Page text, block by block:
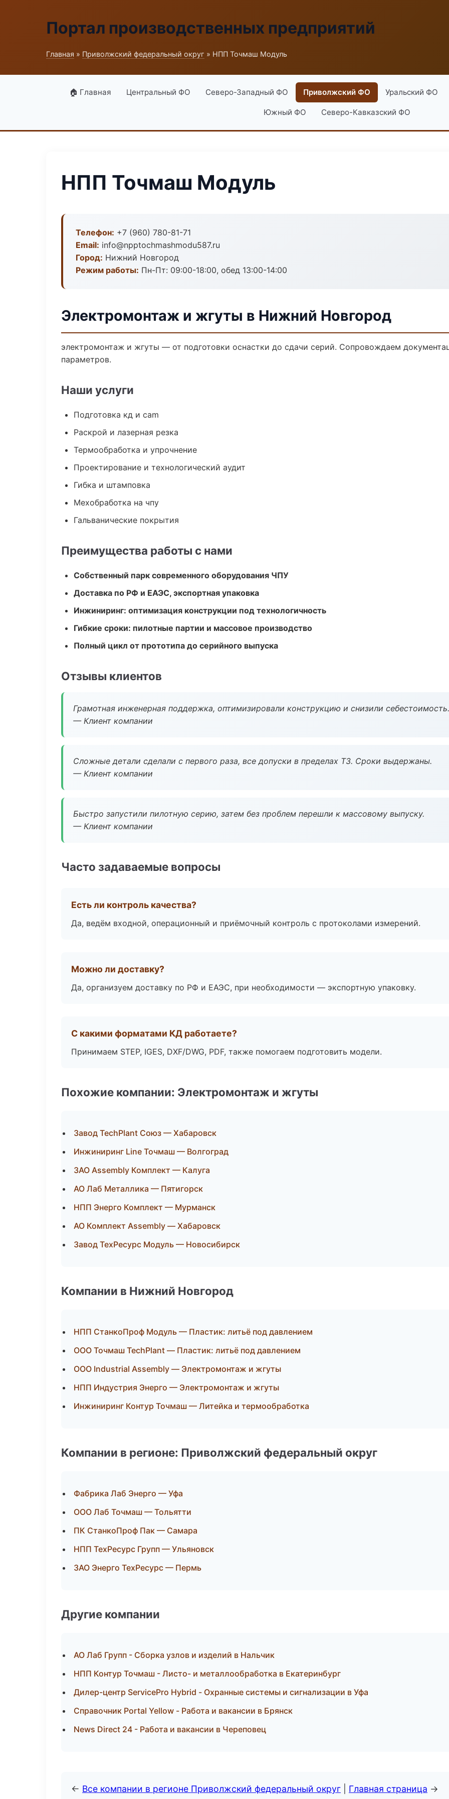
Портал производственных предприятий
Главная » Приволжский федеральный округ » НПП Точмаш Модуль
🏠 Главная Центральный ФО Северо-Западный ФО Приволжский ФО Уральский ФО
Южный ФО Северо-Кавказский ФО
НПП Точмаш Модуль
Телефон: +7 (960) 780-81-71
Email: info@npptochmashmodu587.ru
Город: Нижний Новгород
Режим работы: Пн-Пт: 09:00-18:00, обед 13:00-14:00
Электромонтаж и жгуты в Нижний Новгород
электромонтаж и жгуты — от подготовки оснастки до сдачи серий. Сопровождаем
параметров.
Наши услуги
Подготовка кд и cam
Раскрой и лазерная резка
Термообработка и упрочнение
Проектирование и технологический аудит
Гибка и штамповка
Мехобработка на чпу
Гальванические покрытия
Преимущества работы с нами
Собственный парк современного оборудования ЧПУ
Доставка по РФ и ЕАЭС, экспортная упаковка
Инжиниринг: оптимизация конструкции под технологичность
Гибкие сроки: пилотные партии и массовое производство
Полный цикл от прототипа до серийного выпуска
Отзывы клиентов
Грамотная инженерная поддержка, оптимизировали конструкцию и снизили себестоимость.
— Клиент компании
Сложные детали сделали с первого раза, все допуски в пределах ТЗ. Сроки выдержаны.
— Клиент компании
Быстро запустили пилотную серию, затем без проблем перешли к массовому выпуску.
— Клиент компании
Часто задаваемые вопросы
Есть ли контроль качества?
Да, ведём входной, операционный и приёмочный контроль с протоколами измерений.
Можно ли доставку?
Да, организуем доставку по РФ и ЕАЭС, при необходимости — экспортную упаковку.
С какими форматами КД работаете?
Принимаем STEP, IGES, DXF/DWG, PDF, также помогаем подготовить модели.
Похожие компании: Электромонтаж и жгуты
Завод TechPlant Союз — Хабаровск
Инжиниринг Line Точмаш — Волгоград
ЗАО Assembly Комплект — Калуга
АО Лаб Металлика — Пятигорск
НПП Энерго Комплект — Мурманск
АО Комплект Assembly — Хабаровск
Завод ТехРесурс Модуль — Новосибирск
Компании в Нижний Новгород
НПП СтанкоПроф Модуль — Пластик: литьё под давлением
ООО Точмаш TechPlant — Пластик: литьё под давлением
ООО Industrial Assembly — Электромонтаж и жгуты
НПП Индустрия Энерго — Электромонтаж и жгуты
Инжиниринг Контур Точмаш — Литейка и термообработка
Компании в регионе: Приволжский федеральный округ
Фабрика Лаб Энерго — Уфа
ООО Лаб Точмаш — Тольятти
ПК СтанкоПроф Пак — Самара
НПП ТехРесурс Групп — Ульяновск
ЗАО Энерго ТехРесурс — Пермь
Другие компании
АО Лаб Групп - Сборка узлов и изделий в Нальчик
НПП Контур Точмаш - Листо- и металлообработка в Екатеринбург
Дилер-центр ServicePro Hybrid - Охранные системы и сигнализации в Уфа
Справочник Portal Yellow - Работа и вакансии в Брянск
News Direct 24 - Работа и вакансии в Череповец
← Все компании в регионе Приволжский федеральный округ Главная страница →